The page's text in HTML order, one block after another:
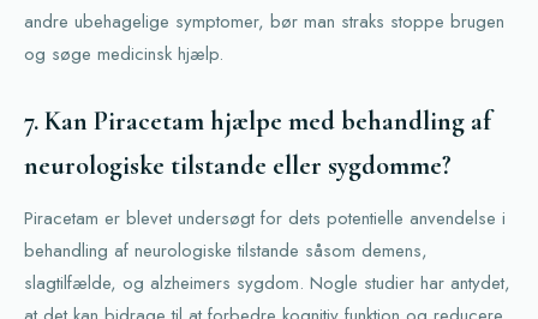
andre ubehagelige symptomer, bør man straks stoppe brugen
og søge medicinsk hjælp.
7. Kan Piracetam hjælpe med behandling af
neurologiske tilstande eller sygdomme?
Piracetam er blevet undersøgt for dets potentielle anvendelse i
behandling af neurologiske tilstande såsom demens,
slagtilfælde, og alzheimers sygdom. Nogle studier har antydet,